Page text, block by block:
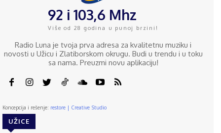
92 i 103,6 Mhz
Više od 28 godina u punoj brzini!
Radio Luna je tvoja prva adresa za kvalitetnu muziku i
novosti u Užicu i Zlatiborskom okrugu. Budi u trendu i u toku
sa nama. Preuzmi novu aplikaciju!
Koncepcija i rešenje: restore | Creative Studio
UŽICE